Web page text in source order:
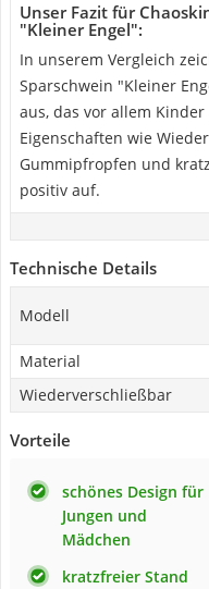
Unser Fazit für
"Kleiner Engel":
In unserem Vergleich
Sparschwein "Kleiner
aus, das vor allem
Eigenschaften wie
Gummipfropfen und
positiv auf.
Technische Details
Modell
Material
Wiederverschließbar
Vorteile
schönes Design für
Jungen und
Mädchen
kratzfreier Stand